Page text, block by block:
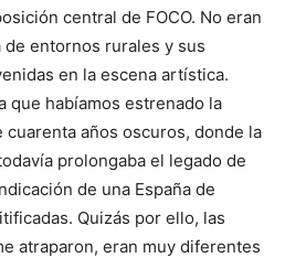
central de FOCO. No eran
entornos rurales y sus
en la escena artística.
que habíamos estrenado la
años oscuros, donde la
prolongaba el legado de
de una España de
Quizás por ello, las
atraparon, eran muy diferentes